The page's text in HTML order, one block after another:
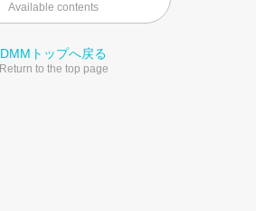
Available contents
DMMトップへ戻る
Return to the top page